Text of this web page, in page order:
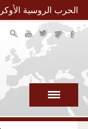
الحرب الروسية